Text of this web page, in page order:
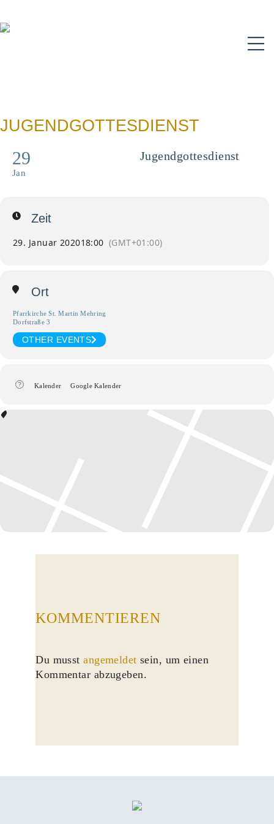
JUGENDGOTTESDIENST
29
Jan
Jugendgottesdienst
Zeit
29. Januar 202018:00 (GMT+01:00)
Ort
Pfarrkirche St. Martin Mehring
Dorfstraße 3
OTHER EVENTS
Kalender Google Kalender
KOMMENTIEREN
Du musstangemeldet sein, um einen
Kommentar abzugeben.